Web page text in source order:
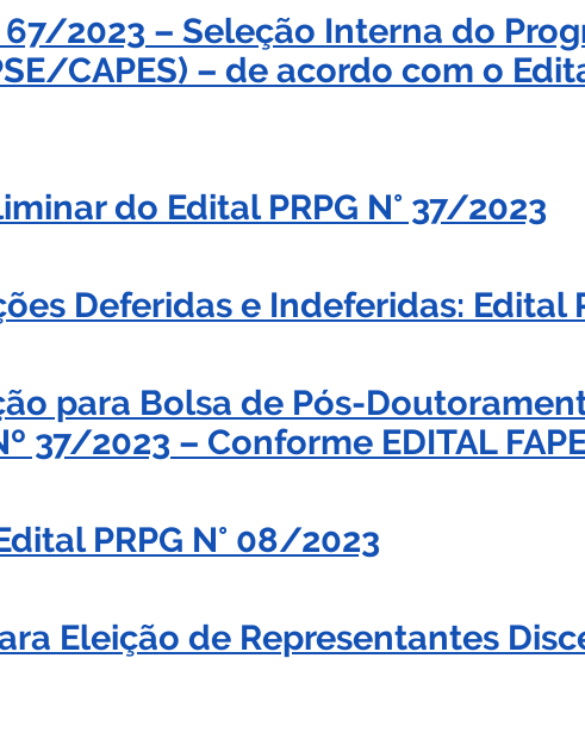
67/2023 – Seleção Interna do
CAPES) – de acordo com o
do Edital PRPG N° 37/2023
Deferidas e Indeferidas: Edital
para Bolsa de Pós-
37/2023 – Conforme EDITAL
PRPG N° 08/2023
Eleição de Representantes